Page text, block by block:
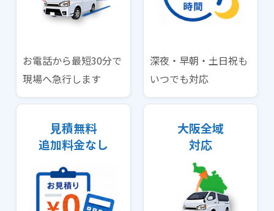
お電話から最短30分で
現場へ急行します
深夜・早朝・土日祝も
いつでも対応
見積無料
追加料金なし
大阪全域
対応